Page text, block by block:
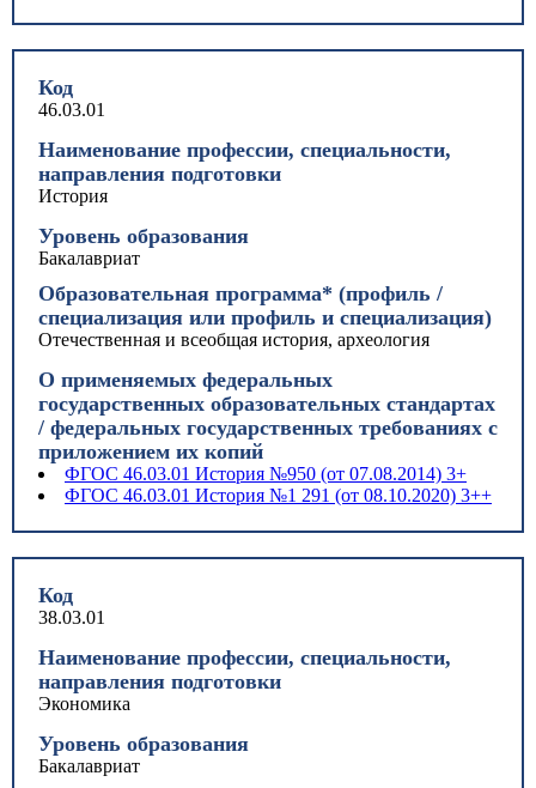
Код
46.03.01
Наименование профессии, специальности,
направления подготовки
История
Уровень образования
Бакалавриат
Образовательная программа* (профиль /
специализация или профиль и специализация)
Отечественная и всеобщая история, археология
О применяемых федеральных
государственных образовательных стандартах
/ федеральных государственных требованиях с
приложением их копий
ФГОС 46.03.01 История №950 (от 07.08.2014) 3+
ФГОС 46.03.01 История №1 291 (от 08.10.2020) 3++
Код
38.03.01
Наименование профессии, специальности,
направления подготовки
Экономика
Уровень образования
Бакалавриат